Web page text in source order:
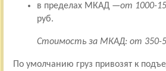
в пределах МКАД —от 1000-
руб.
Стоимость за МКАД: от 350-
По умолчанию груз привозят к